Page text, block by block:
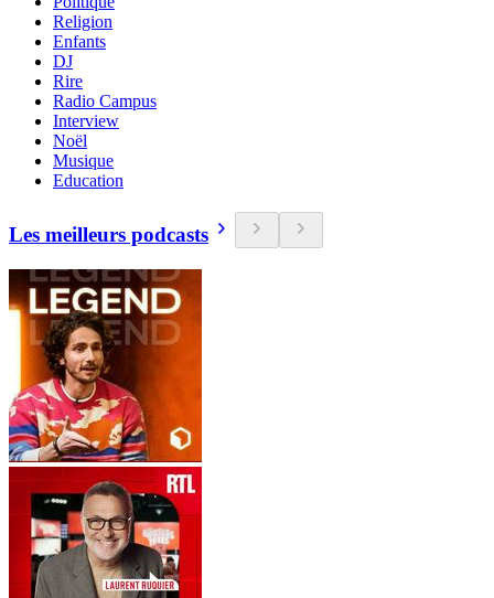
Religion
Enfants
DJ
Rire
Radio Campus
Interview
Noël
Musique
Education
Les meilleurs podcasts